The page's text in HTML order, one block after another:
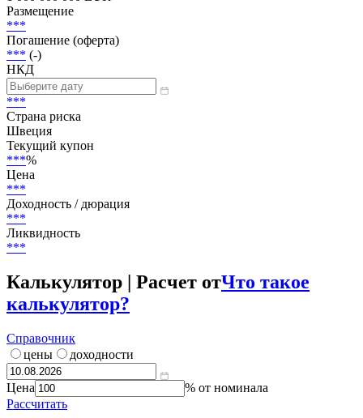
Статус
В обращении
Объем
1 000 000 000 EUR
Размещение
***
Погашение (оферта)
***
НКД
***
Страна риска
Швеция
Текущий купон
***
Цена
***
***
Ликвидность
***
Калькулятор | Расчет от
калькулятор?
Справочник
цены